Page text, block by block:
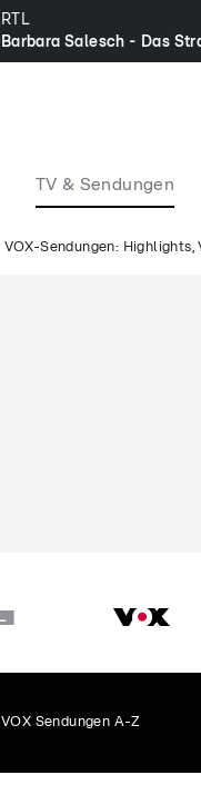
RTL
Barbara Salesch - Das
TV & Sendungen
VOX-Sendungen: Highlights,
VOX Sendungen A-Z